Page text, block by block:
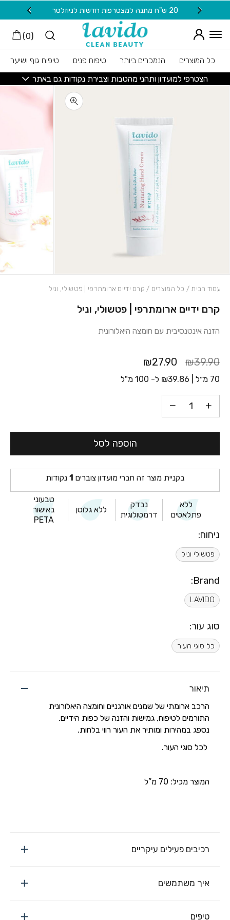
Skip to Content
20 ש"ח מתנה למצטרפות חדשות לניוזלטר
(
0
)
כל המוצרים הנמכרים ביותר טיפוח פנים
טיפוח גוף ושיער
הצטרפי למועדון ותהני מהטבות וצבירת נקודות גם באתר
קרם ידיים ארומתרפי | פטשולי, וניל
הזנה אינטנסיבית עם חומצה היאלורונית
₪39.90
₪27.90
70 מ״ל | ₪39.86 ל- 100 מ"ל
כמות קרם ידיים ארומתרפי | פטשולי, וניל
הוספה לסל
בקניית מוצר זה חברי מועדון צוברים 1 נקודות
ללא
פתלאטים
נבדק
דרמטולוגית
ללא גלוטן
טבעוני
באישור
PETA
ניחוח:
פטשולי וניל
Brand:
LAVIDO
סוג עור:
כל סוגי העור
עמוד הבית / כל המוצרים / קרם ידיים ארומתרפי | פטשולי, וניל
תיאור
הרכב ארומתי של שמנים אורגניים וחומצה היאלורונית
התורמים לטיפוח, גמישות והזנה של כפות הידיים.
נספג במהירות ומותיר את העור רווי בלחות.
לכל סוגי העור.
המוצר מכיל: 70 מ”ל
רכיבים פעילים עיקריים
איך משתמשים
טיפים
בחזרה למעלה